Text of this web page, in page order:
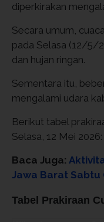
diperkirakan
Secara umum,
pada Selasa (12/5/
dan hujan ringan.
Sementara itu,
mengalami udara
Berikut tabel
Selasa, 12 Mei 2026:
Baca Juga:
Jawa Barat Sabtu
Tabel Prakiraan